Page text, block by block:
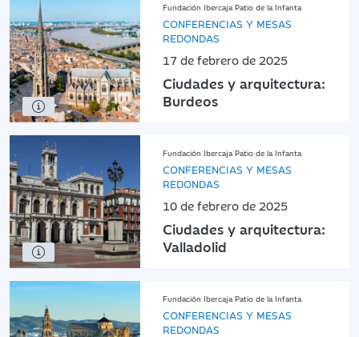
Fundación Ibercaja Patio de la Infanta
CONFERENCIAS Y MESAS
REDONDAS
17 de febrero de 2025
Ciudades y arquitectura:
Burdeos
Fundación Ibercaja Patio de la Infanta
CONFERENCIAS Y MESAS
REDONDAS
10 de febrero de 2025
Ciudades y arquitectura:
Valladolid
Fundación Ibercaja Patio de la Infanta
CONFERENCIAS Y MESAS
REDONDAS